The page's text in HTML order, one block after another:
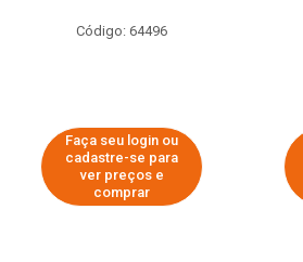
Código: 64496
Faça seu login ou
cadastre-se para
ver preços e
comprar